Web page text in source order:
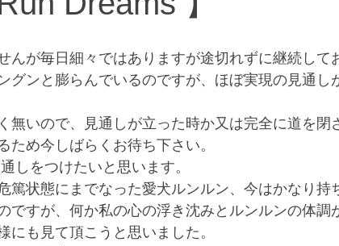
んが毎日細々ではありますが途切れずに継続して
グンと膨らんでいるのですが、ほぼ実現の見通し
無いので、見通しが立った時か又は完全に道を閉
ため今しばらくお待ち下さい。
しをつけたいと思います。
篤状態にまでなった愛犬ルンルン、今はかなり持
ですが、何か私の心の浮き沈みとルンルンの体調
にも見て頂こうと思いました。